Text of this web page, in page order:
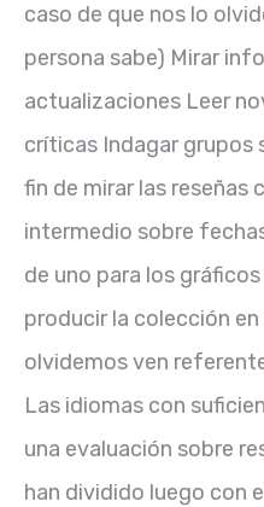
caso de que nos lo
persona sabe) Mirar
actualizaciones Leer
críticas Indagar grupos
fin de mirar las reseñas
intermedio sobre
de uno para los
producir la colección
olvidemos ven
Las idiomas con
una evaluación sobre
han dividido luego con